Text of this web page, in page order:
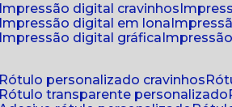
impressão digital cravinhos
impressão digital em lona
impressão digital gráfica
rótulo personalizado cravinhos
rótulo transparente personalizado